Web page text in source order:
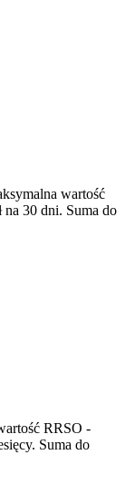
wartość
na 30 dni. Suma do
RRSO -
Suma do